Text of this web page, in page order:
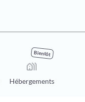
Bientôt
holiday_village
Hébergements